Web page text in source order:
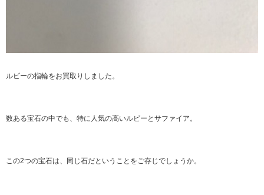
ルビーの指輪をお買取りしました。
数ある宝石の中でも、特に人気の高いルビーとサファイア。
この2つの宝石は、同じ石だということをご存じでしょうか。